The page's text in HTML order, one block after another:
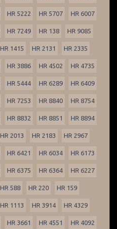
HR 5222 HR 5707 HR 6007
HR 7249 HR 138 HR 9085
HR 1415 HR 2131 HR 2335
HR 3886 HR 4502 HR 4735
HR 5444 HR 6289 HR 6409
HR 7253 HR 8840 HR 8754
HR 8832 HR 8851 HR 8894
HR 2013 HR 2183 HR 2967
HR 6421 HR 6034 HR 6173
HR 6375 HR 6364 HR 6227
HR 588 HR 220 HR 159
HR 1113 HR 3914 HR 4329
HR 3661 HR 4551 HR 4092